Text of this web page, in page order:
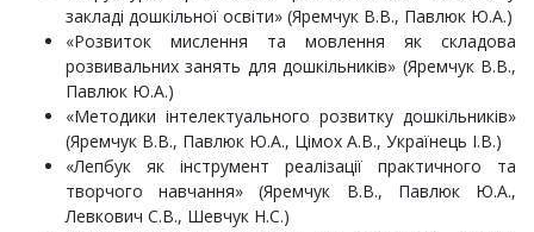
закладі дошкільної освіти» (Яремчук В.В., Павлюк Ю.А.)
«Розвиток мислення та мовлення як складова
розвивальних занять для дошкільників» (Яремчук В.В.,
Павлюк Ю.А.)
«Методики інтелектуального розвитку дошкільників»
(Яремчук В.В., Павлюк Ю.А., Цімох А.В., Українець І.В.)
«Лепбук як інструмент реалізації практичного та
творчого навчання» (Яремчук В.В., Павлюк Ю.А.,
Левкович С.В., Шевчук Н.С.)